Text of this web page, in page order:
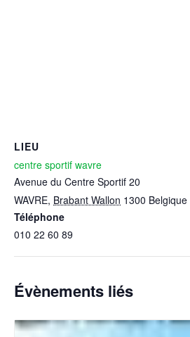
LIEU
centre sportif wavre
Avenue du Centre Sportif 20
WAVRE, Brabant Wallon 1300 Belgique
Téléphone
010 22 60 89
Évènements liés